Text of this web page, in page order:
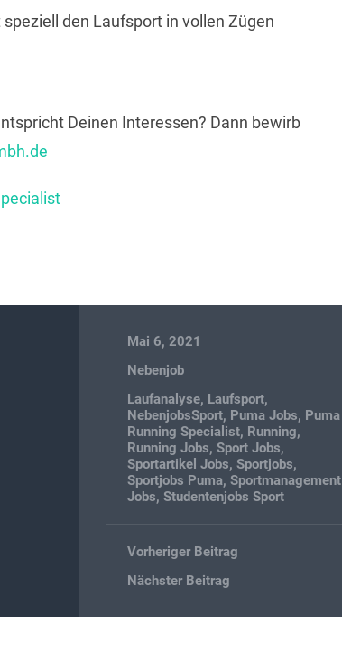
den Laufsport in vollen Zügen
Deinen Interessen? Dann bewirb
Mai 6, 2021
Nebenjob
Laufanalyse, Laufsport,
NebenjobsSport, Puma Jobs, Puma
Running Specialist, Running,
Running Jobs,Sport Jobs,
Sportartikel Jobs,Sportjobs,
Sportjobs Puma,Sportmanagement
Jobs,Studentenjobs Sport
Vorheriger Beitrag
Nächster Beitrag